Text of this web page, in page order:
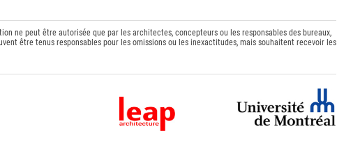
ne peut être autorisée que par les architectes, concepteurs ou les responsables des bureaux,
être tenus responsables pour les omissions ou les inexactitudes, mais souhaitent recevoir les